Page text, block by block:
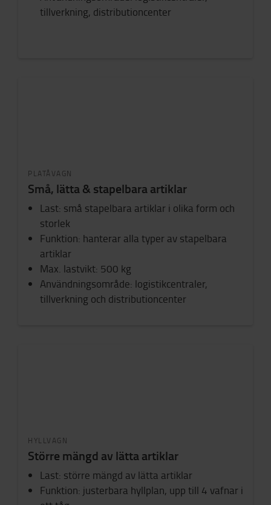
tillverkning, distributioncenter
PLATÅVAGN
Små, lätta & stapelbara artiklar
Last: små stapelbara artiklar i olika form och
storlek
Funktion: hanterar alla typer av stapelbara
artiklar
Max. lastvikt: 500 kg
Användningsområde: logistikcentraler,
tillverkning och distributioncenter
HYLLVAGN
Större mängd av lätta artiklar
Last: större mängd av lätta artiklar
Funktion: justerbara hyllplan, upp till 4 vafnar i